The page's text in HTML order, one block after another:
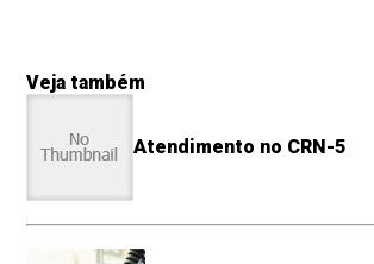
Veja também
Atendimento no CRN-5